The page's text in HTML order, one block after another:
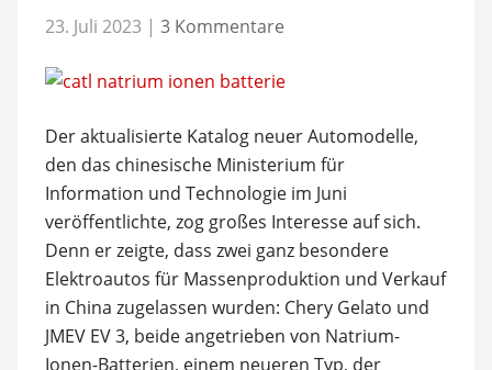
23. Juli 2023 | 3 Kommentare
Der aktualisierte Katalog neuer Automodelle,
den das chinesische Ministerium für
Information und Technologie im Juni
veröffentlichte, zog großes Interesse auf sich.
Denn er zeigte, dass zwei ganz besondere
Elektroautos für Massenproduktion und Verkauf
in China zugelassen wurden: Chery Gelato und
JMEV EV 3, beide angetrieben von Natrium-
Ionen-Batterien, einem neueren Typ, der